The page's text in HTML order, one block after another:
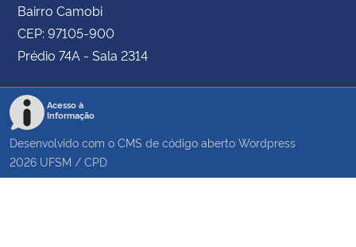
Bairro Camobi
CEP: 97105-900
Prédio 74A - Sala 2314
Acesso à
Informação
Desenvolvido com o CMS de código aberto Wordpress
2026 UFSM / CPD